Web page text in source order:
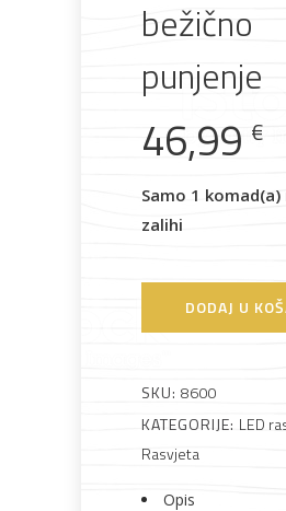
Boje i
lakovi
Građevinski
materijali
galanterija
bežično
punjenje
46,99 €
Samo 1 komad(a)
zalihi
DODAJ U
SKU: 8600
KATEGORIJE: LED
Rasvjeta
Opis